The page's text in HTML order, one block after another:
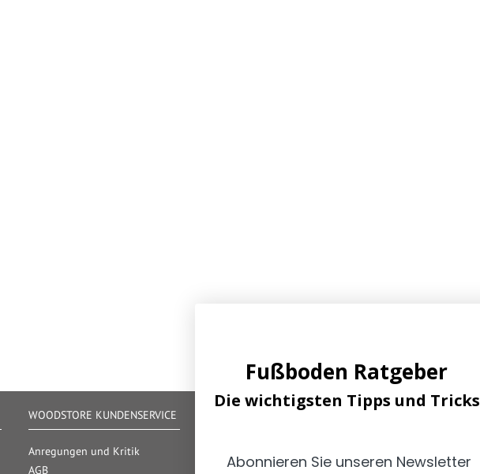
WOODSTORE KUNDENSERVICE
Anregungen und Kritik
AGB
Zertifizierter und geprüfter Shop
Fußboden Ratgeber
Die wichtigsten Tipps und Tricks
Abonnieren Sie unseren Newsletter